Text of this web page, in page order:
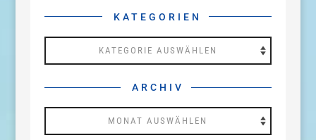
KATEGORIEN
ARCHIV